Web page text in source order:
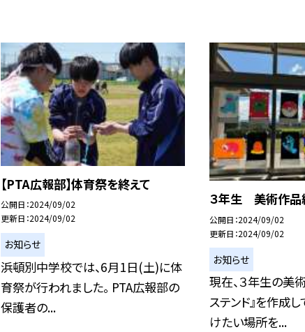
【PTA広報部】体育祭を終えて
公開日 2024/09/02
更新日 2024/09/02
お知らせ
浜頓別中学校では、6月1日(土)に体
育祭が行われました。 PTA広報部の
保護者の...
３年生 美術作品
公開日 2024/09/02
更新日 2024/09/02
お知らせ
現在、３年生の美
ステンド』を作成
けたい場所を...